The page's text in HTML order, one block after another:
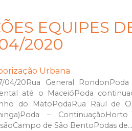
EQUIPES
2020
Urbana
04/20Rua General
até o MaceióPoda
do MatoPodaRua Raul de
–
de São BentoPodas de...